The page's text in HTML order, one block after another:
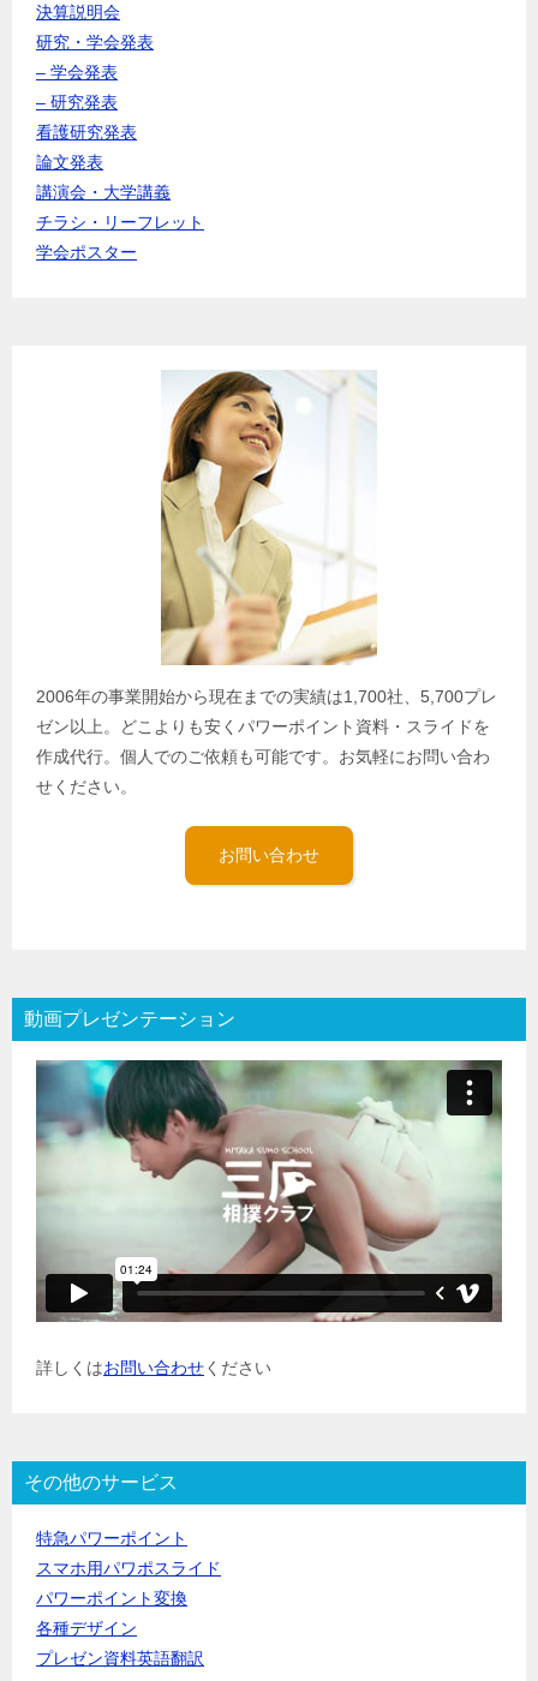
決算説明会
研究・学会発表
– 学会発表
– 研究発表
看護研究発表
論文発表
講演会・大学講義
チラシ・リーフレット
学会ポスター
2006年の事業開始から現在までの実績は1,700社、5,700プレ
ゼン以上。どこよりも安くパワーポイント資料・スライドを
作成代行。個人でのご依頼も可能です。お気軽にお問い合わ
せください。
お問い合わせ
動画プレゼンテーション
詳しくはお問い合わせください
その他のサービス
特急パワーポイント
スマホ用パワポスライド
パワーポイント変換
各種デザイン
プレゼン資料英語翻訳